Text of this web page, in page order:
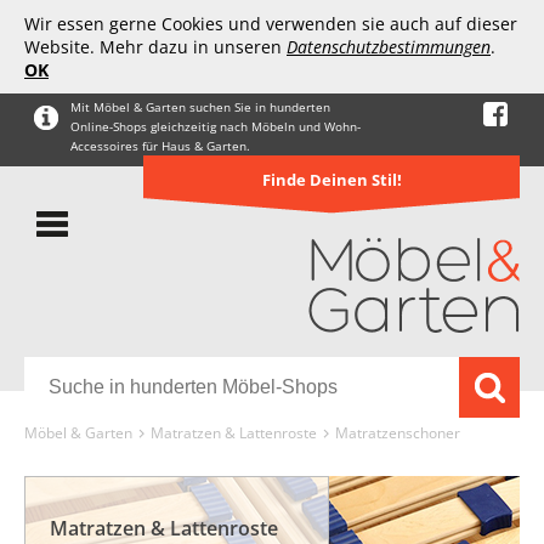
Wir essen gerne Cookies und verwenden sie auch auf dieser
Website. Mehr dazu in unseren Datenschutzbestimmungen.
OK
Mit Möbel & Garten suchen Sie in hunderten
Online-Shops gleichzeitig nach Möbeln und Wohn-
Accessoires für Haus & Garten.
Finde Deinen Stil!
Möbel & Garten Matratzen & Lattenroste Matratzenschoner
Matratzen & Lattenroste